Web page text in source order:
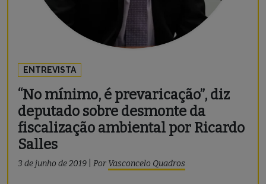
ENTREVISTA
“No mínimo, é prevaricação”, diz
deputado sobre desmonte da
fiscalização ambiental por Ricardo
Salles
3 de junho de 2019 Por Vasconcelo Quadros